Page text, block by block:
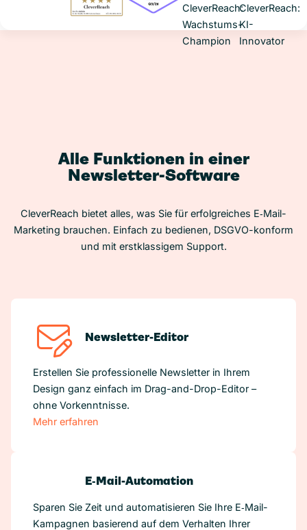
Alle Funktionen in einer
Newsletter-Software
CleverReach bietet alles, was Sie für erfolgreiches E‑Mail-
Marketing brauchen. Einfach zu bedienen, DSGVO-konform
und mit erstklassigem Support.
Newsletter-Editor
Erstellen Sie professionelle Newsletter in Ihrem
Design ganz einfach im Drag-and-Drop-Editor –
ohne Vorkenntnisse.
Mehr erfahren
E‑Mail-Automation
Sparen Sie Zeit und automatisieren Sie Ihre E‑Mail-
Kampagnen basierend auf dem Verhalten Ihrer